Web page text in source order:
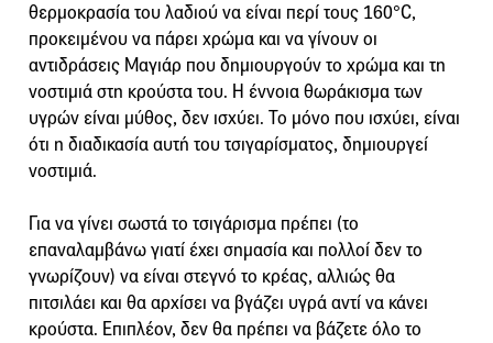
θερμοκρασία του λαδιού να είναι περί τους 160°C,
προκειμένου να πάρει χρώμα και να γίνουν οι
αντιδράσεις Μαγιάρ που δημιουργούν το χρώμα και τη
νοστιμιά στη κρούστα του. Η έννοια θωράκισμα των
υγρών είναι μύθος, δεν ισχύει. Το μόνο που ισχύει, είναι
ότι η διαδικασία αυτή του τσιγαρίσματος, δημιουργεί
νοστιμιά.
Για να γίνει σωστά το τσιγάρισμα πρέπει (το
επαναλαμβάνω γιατί έχει σημασία και πολλοί δεν το
γνωρίζουν) να είναι στεγνό το κρέας, αλλιώς θα
πιτσιλάει και θα αρχίσει να βγάζει υγρά αντί να κάνει
κρούστα. Επιπλέον, δεν θα πρέπει να βάζετε όλο το